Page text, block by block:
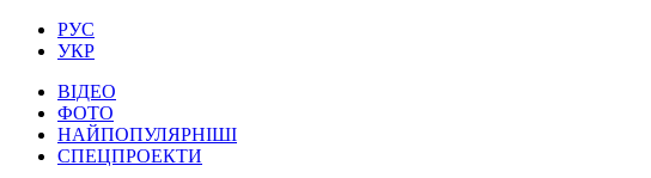
РУС
УКР
ВІДЕО
ФОТО
НАЙПОПУЛЯРНІШІ
СПЕЦПРОЕКТИ